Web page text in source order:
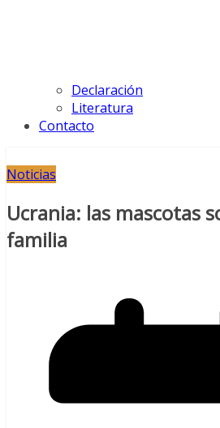
Declaración
Literatura
Contacto
Noticias
Ucrania: las mascotas
familia